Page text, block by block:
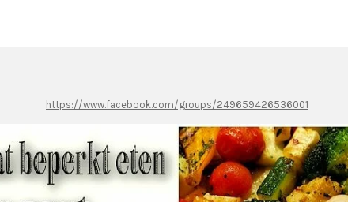
https://www.facebook.com/groups/249659426536001